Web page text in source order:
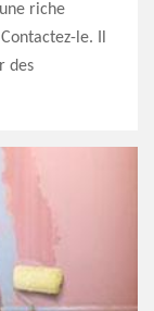
riche
le. Il
des